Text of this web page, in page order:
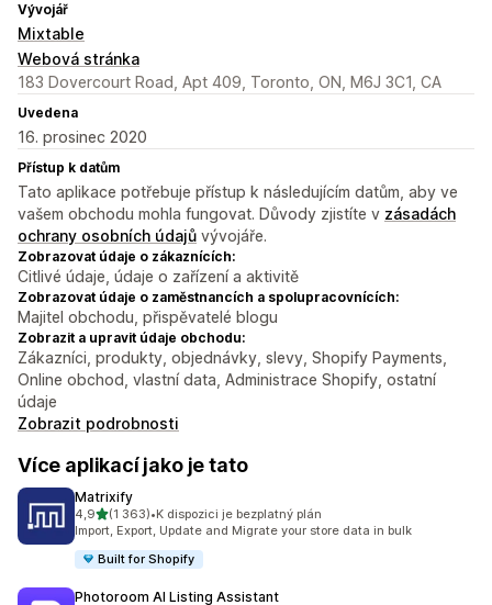
Vývojář
Mixtable
Webová stránka
183 Dovercourt Road, Apt 409, Toronto, ON, M6J 3C1, CA
Uvedena
16. prosinec 2020
Přístup k datům
Tato aplikace potřebuje přístup k následujícím datům, aby ve
vašem obchodu mohla fungovat. Důvody zjistíte v zásadách
ochrany osobních údajů vývojáře.
Zobrazovat údaje o zákaznících:
Citlivé údaje, údaje o zařízení a aktivitě
Zobrazovat údaje o zaměstnancích a spolupracovnících:
Majitel obchodu, přispěvatelé blogu
Zobrazit a upravit údaje obchodu:
Zákazníci, produkty, objednávky, slevy, Shopify Payments,
Online obchod, vlastní data, Administrace Shopify, ostatní
údaje
Zobrazit podrobnosti
Více aplikací jako je tato
Matrixify
4,9z 5 hvězd
(1 363)
Celkový počet recenzí: 1363
•K dispozici je bezplatný plán
Import, Export, Update and Migrate your store data in bulk
Built for Shopify
Photoroom AI Listing Assistant